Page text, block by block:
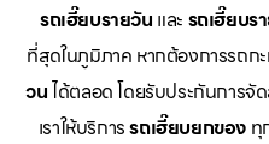
รถเฮี๊ยบรายวัน และ รถเฮี๊ยบร
ที่สุดในภูมิภาค หากต้องการรถก
วนได้ตลอด โดยรับประกันการจั
เราให้บริการรถเฮี๊ยบยกของ ทุ